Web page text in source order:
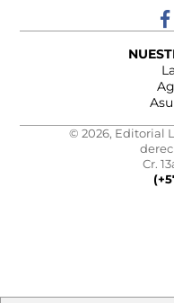
© 2026, Editorial
Cr.